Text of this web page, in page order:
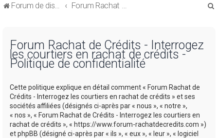
Forum de discussions sur le Regroupement de Crédits et le Rachat de Crédits Forum Rachat de Crédits
Forum Rachat de Crédits - Interrogez
les courtiers en rachat de crédits -
Politique de confidentialité
Cette politique explique en détail comment « Forum Rachat de
Crédits - Interrogez les courtiers en rachat de crédits » et ses
sociétés affiliées (désignés ci-après par « nous », « notre »,
« nos », « Forum Rachat de Crédits - Interrogez les courtiers en
rachat de crédits », « https://www.forum-rachatdecredits.com »)
et phpBB (désigné ci-après par « ils », « eux », « leur », « logiciel